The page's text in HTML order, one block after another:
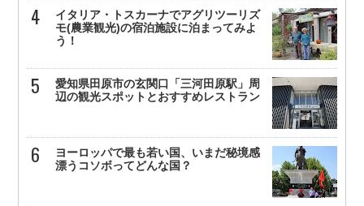
イタリア・トスカーナでアグリツーリズ
モ(農業観光)の宿泊施設に泊まってみよ
う！
愛知県田原市の玄関口「三河田原駅」周
辺の観光スポットとおすすめレストラン
ヨーロッパで最も若い国、いまだ秘境感
漂うコソボってどんな国？